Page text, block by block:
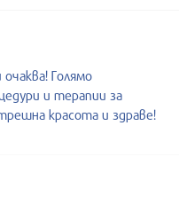
Голямо
и терапии за
красота и здраве!